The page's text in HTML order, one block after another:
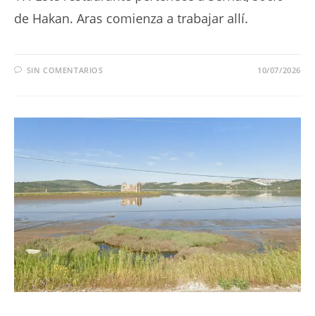
de Hakan. Aras comienza a trabajar allí.
SIN COMENTARIOS 10/07/2026